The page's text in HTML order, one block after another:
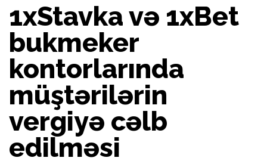
1xStavka və 1xBet
bukmeker
kontorlarında
müştərilərin
vergiyə cəlb
edilməsi